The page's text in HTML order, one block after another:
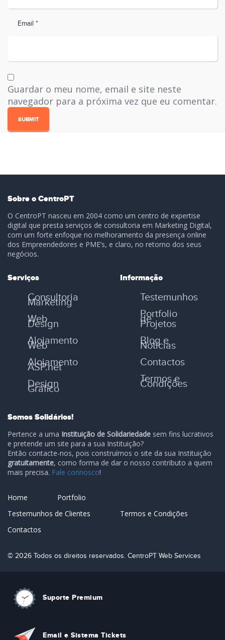
Email *
Guardar o meu nome, email e site neste
navegador para a próxima vez que eu comentar.
Sobre o CentroPT
O CentroPT nasceu em 2004 como um centro de expertise
digital que presta serviços de consultoria em Marketing Digital,
com um forte enfoque no melhoramento da presença online
dos Empreendedores e PME’s, e claro, no retorno dos seus
negócios.
Serviços
Consultoria
Marketing
Web
Design
Alojamento
Web
Alojamento
ASP.net
Design
Gráfico
Informação
Testemunhos
Portfolio
de
Projetos
Blog e
Notícias
Contactos
Termos e
Condições
Somos Solidários!
Pertence a uma Instituição de Solidariedade sem fins lucrativos
e pretende um site para a sua Instituição?
Então contacte-nos, pois construímos o site da sua Instituição
gratuitamente, como forma de dar o nosso contributo a quem
mais precisa. Fale connosco!
Home
Portfolio
Testemunhos de Clientes
Termos e Condições
Contactos
© 2026 Todos os direitos reservados. CentroPT Web Services
Suporte Premium
Email e Sistema Tickets